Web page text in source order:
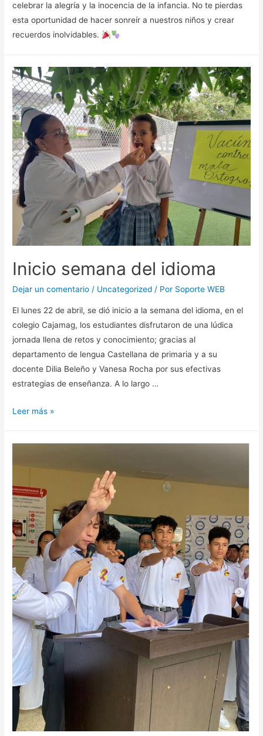
celebrar la alegría y la inocencia de la infancia. No te pierdas
esta oportunidad de hacer sonreír a nuestros niños y crear
recuerdos inolvidables.
Inicio semana del idioma
Dejar un comentario / Uncategorized / Por Soporte WEB
El lunes 22 de abril, se dió inicio a la semana del idioma, en el
colegio Cajamag, los estudiantes disfrutaron de una lúdica
jornada llena de retos y conocimiento; gracias al
departamento de lengua Castellana de primaria y a su
docente Dilia Beleño y Vanesa Rocha por sus efectivas
estrategias de enseñanza. A lo largo …
Leer más »